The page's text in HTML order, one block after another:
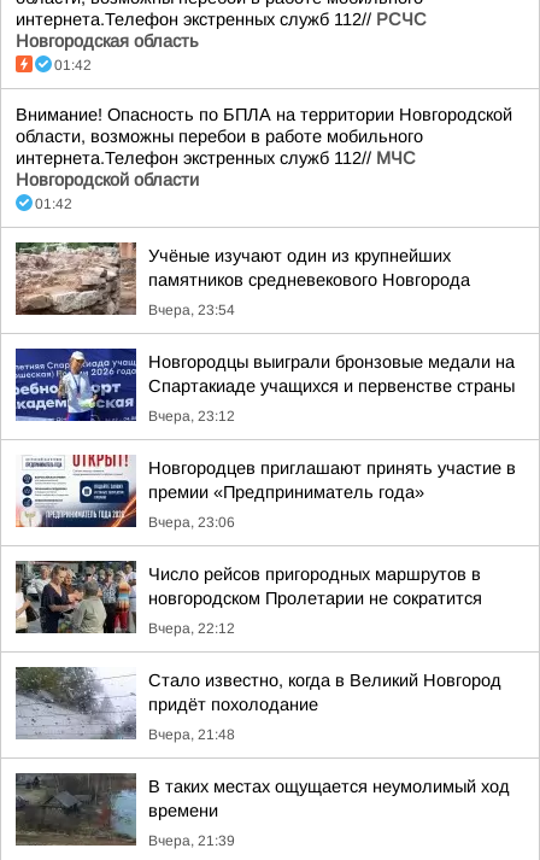
интернета.Телефон экстренных служб 112// РСЧС
Новгородская область
01:42
Внимание! Опасность по БПЛА на территории Новгородской
области, возможны перебои в работе мобильного
интернета.Телефон экстренных служб 112// МЧС
Новгородской области
01:42
Учёные изучают один из крупнейших
памятников средневекового Новгорода
Вчера, 23:54
Новгородцы выиграли бронзовые медали на
Спартакиаде учащихся и первенстве страны
Вчера, 23:12
Новгородцев приглашают принять участие в
премии «Предприниматель года»
Вчера, 23:06
Число рейсов пригородных маршрутов в
новгородском Пролетарии не сократится
Вчера, 22:12
Стало известно, когда в Великий Новгород
придёт похолодание
Вчера, 21:48
В таких местах ощущается неумолимый ход
времени
Вчера, 21:39